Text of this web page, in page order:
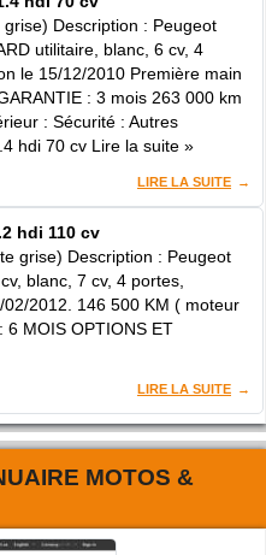
Description : Peugeot
utilitaire, blanc, 6 cv, 4
le 15/12/2010 Première main
: 3 mois 263 000 km
: Sécurité : Autres
hdi 70 cv Lire la suite »
LIRE LA SUITE
hdi 110 cv
grise) Description : Peugeot
blanc, 7 cv, 4 portes,
2012. 146 500 KM ( moteur
6 MOIS OPTIONS ET
LIRE LA SUITE
MOTOS &